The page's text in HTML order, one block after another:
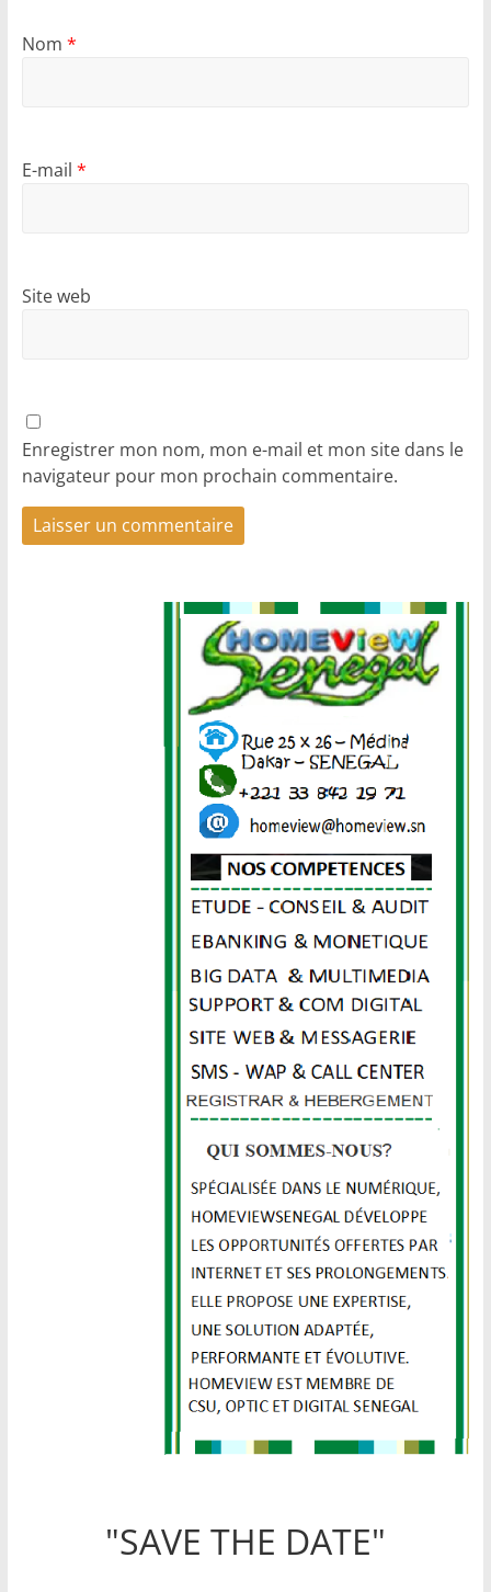
Nom *
E-mail *
Site web
Enregistrer mon nom, mon e-mail et mon site dans le
navigateur pour mon prochain commentaire.
"SAVE THE DATE"